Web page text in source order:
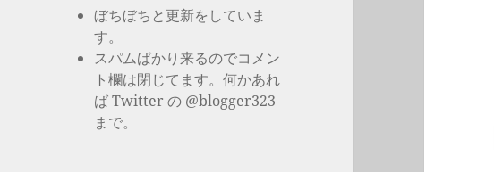
展
ぼちぼちと更新をしていま
す。
スパムばかり来るのでコメン
ト欄は閉じてます。何かあれ
ば Twitter の @blogger323
まで。